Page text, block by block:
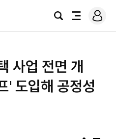
검
전
로
그
사업 전면 개
' 도입해 공정성